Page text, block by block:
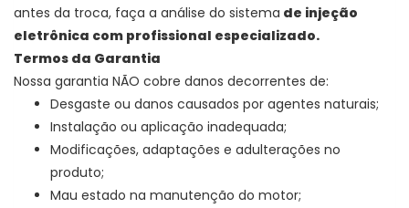
antes da troca, faça a análise do sistema de injeção
eletrônica com profissional especializado.
Termos da Garantia
Nossa garantia NÃO cobre danos decorrentes de:
Desgaste ou danos causados por agentes naturais;
Instalação ou aplicação inadequada;
Modificações, adaptações e adulterações no
produto;
Mau estado na manutenção do motor;